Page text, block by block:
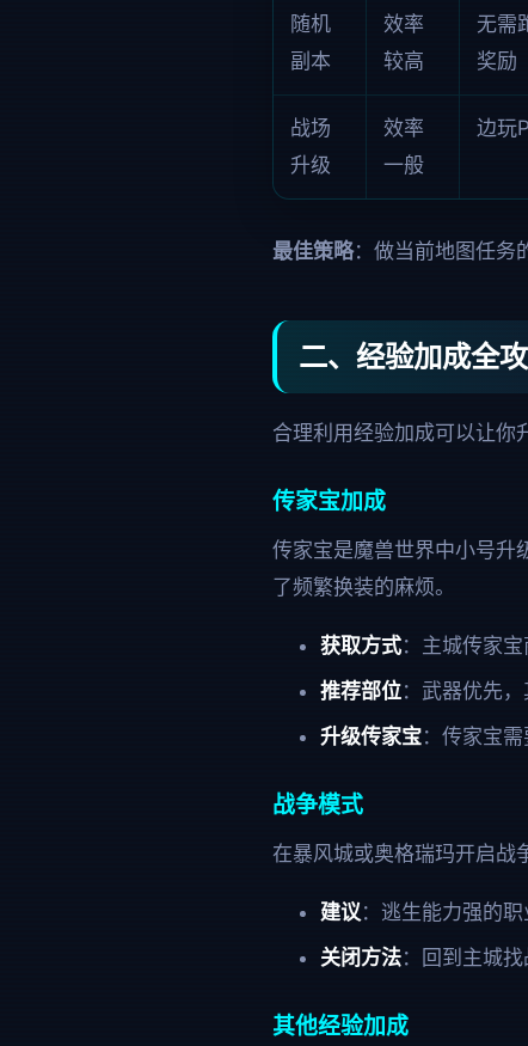
随机
副本
效率
较高
无需
奖励
战场
升级
效率
一般
边玩
最佳策略：做当前地图任务
二、经验加成全
合理利用经验加成可以让你
传家宝加成
传家宝是魔兽世界中小号升
了频繁换装的麻烦。
获取方式：主城传家
推荐部位：武器优先
升级传家宝：传家宝
战争模式
在暴风城或奥格瑞玛开启战
建议：逃生能力强的
关闭方法：回到主城
其他经验加成